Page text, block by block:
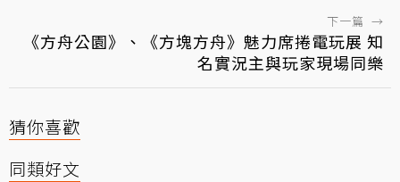
下一篇 →
《方舟公園》、《方塊方舟》魅力席捲電玩展 知
名實況主與玩家現場同樂
猜你喜歡
同類好文